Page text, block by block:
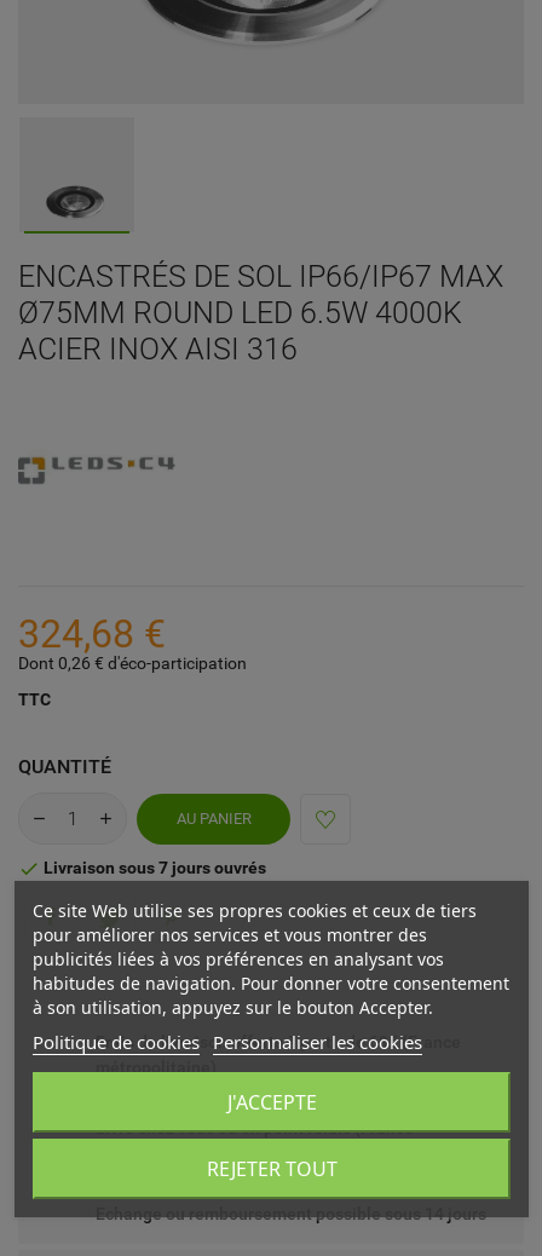
ENCASTRÉS DE SOL IP66/IP67 MAX
Ø75MM ROUND LED 6.5W 4000K
ACIER INOX AISI 316
324,68 €
Dont 0,26 € d'éco-participation
TTC
QUANTITÉ
AU PANIER
 Livraison sous 7 jours ouvrés
Frais de livraison offerts à partir de 69€ (France
métropolitaine)
Livré chez vous ou en point relais (France
Echange ou remboursement possible sous 14 jours
Ce site Web utilise ses propres cookies et ceux de tiers
pour améliorer nos services et vous montrer des
publicités liées à vos préférences en analysant vos
habitudes de navigation. Pour donner votre consentement
à son utilisation, appuyez sur le bouton Accepter.
Politique de cookies Personnaliser les cookies
REJETER TOUT
J'ACCEPTE